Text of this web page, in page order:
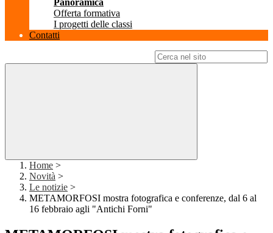
Panoramica
Offerta formativa
I progetti delle classi
Contatti
Home >
Novità >
Le notizie >
METAMORFOSI mostra fotografica e conferenze, dal 6 al
16 febbraio agli "Antichi Forni"